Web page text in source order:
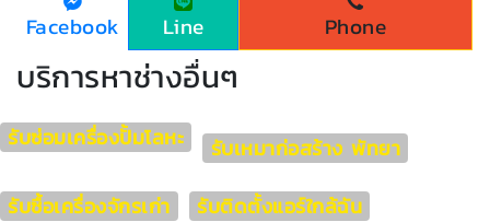
Facebook Line Phone
บริการหาช่างอื่นๆ
รับซ่อมเครื่องปั้มโลหะ
รับเหมาก่อสร้าง พัทยา
รับซื้อเครื่องจักรเก่า
รับติดตั้งแอร์ใกล้ฉัน